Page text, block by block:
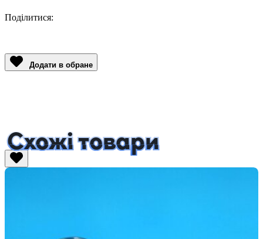
Поділитися:
Додати в обране
Схожі товари